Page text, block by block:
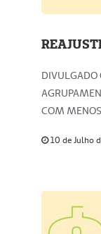
DIVULGADO
COM
10 de Julho